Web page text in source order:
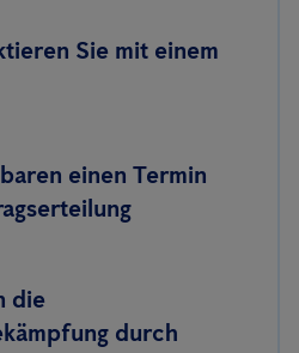
Sie mit einem
einen Termin
die
durch